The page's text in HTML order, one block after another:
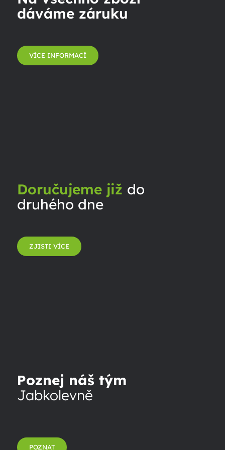
dáváme záruku
VÍCE INFORMACÍ
Doručujeme již do
druhého dne
ZJISTI VÍCE
Poznej náš tým
Jabkolevně
POZNAT